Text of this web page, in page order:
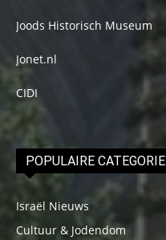
Joods Historisch Museum
Jonet.nl
CIDI
POPULAIRE CATEGORIE
Israël Nieuws
Cultuur & Jodendom